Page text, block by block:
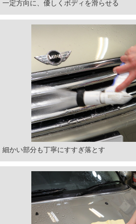
一定方向に、優しくボディを滑らせる
細かい部分も丁寧にすすぎ落とす